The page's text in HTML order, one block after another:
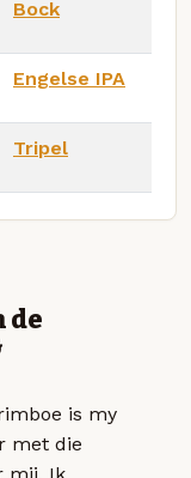
Bock
Engelse IPA
Tripel
de
is my
met die